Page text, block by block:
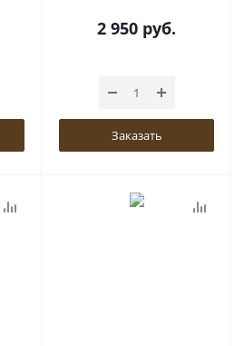
2 950 руб.
Заказать